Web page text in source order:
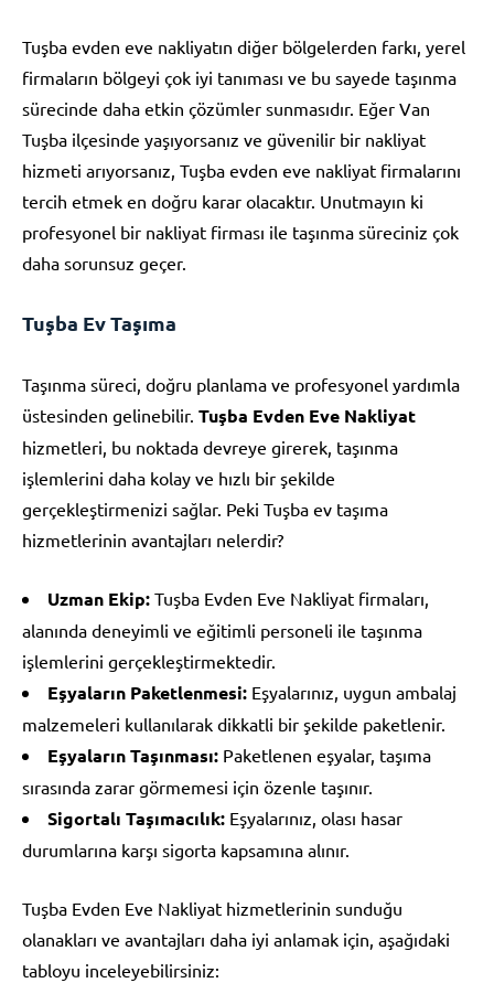
Tuşba evden eve nakliyatın diğer bölgelerden farkı, yerel
firmaların bölgeyi çok iyi tanıması ve bu sayede taşınma
sürecinde daha etkin çözümler sunmasıdır. Eğer Van
Tuşba ilçesinde yaşıyorsanız ve güvenilir bir nakliyat
hizmeti arıyorsanız, Tuşba evden eve nakliyat firmalarını
tercih etmek en doğru karar olacaktır. Unutmayın ki
profesyonel bir nakliyat firması ile taşınma süreciniz çok
daha sorunsuz geçer.
Tuşba Ev Taşıma
Taşınma süreci, doğru planlama ve profesyonel yardımla
üstesinden gelinebilir. Tuşba Evden Eve Nakliyat
hizmetleri, bu noktada devreye girerek, taşınma
işlemlerini daha kolay ve hızlı bir şekilde
gerçekleştirmenizi sağlar. Peki Tuşba ev taşıma
hizmetlerinin avantajları nelerdir?
Uzman Ekip: Tuşba Evden Eve Nakliyat firmaları,
alanında deneyimli ve eğitimli personeli ile taşınma
işlemlerini gerçekleştirmektedir.
Eşyaların Paketlenmesi: Eşyalarınız, uygun ambalaj
malzemeleri kullanılarak dikkatli bir şekilde paketlenir.
Eşyaların Taşınması: Paketlenen eşyalar, taşıma
sırasında zarar görmemesi için özenle taşınır.
Sigortalı Taşımacılık: Eşyalarınız, olası hasar
durumlarına karşı sigorta kapsamına alınır.
Tuşba Evden Eve Nakliyat hizmetlerinin sunduğu
olanakları ve avantajları daha iyi anlamak için, aşağıdaki
tabloyu inceleyebilirsiniz: